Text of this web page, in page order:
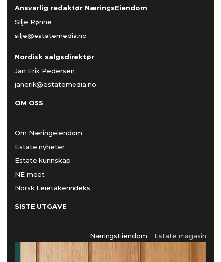
Ansvarlig redaktør NæringsEiendom
Silje Rønne
silje@estatemedia.no
Nordisk salgsdirektør
Jan Erik Pedersen
janerik@estatemedia.no
OM OSS
Om Næringeiendom
Estate nyheter
Estate kunnskap
NE meet
Norsk Leietakerindeks
SISTE UTGAVE
NæringsEiendom Estate magasin